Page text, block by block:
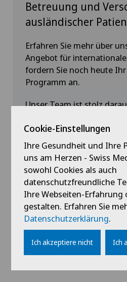
Betreuung und
ausländischer
Erfahren Sie mehr über
Angebot für
fordern Sie noch heute
Programm an.
Unser Team ist stolz
um den unterschiedlichen
unserer internationalen
werden.
Français | English |
Italiano | 中文
Klicken Sie hier für
Informationen
Cookie-Einstellungen
Ihre Gesundheit und Ihre
uns am Herzen - Swiss
sowohl Cookies als auch
datenschutzfreundliche
Ihre Webseiten-Erfahrung
gestalten. Erfahren Sie
Datenschutzerklärung.
Ich akzeptiere nicht Ich